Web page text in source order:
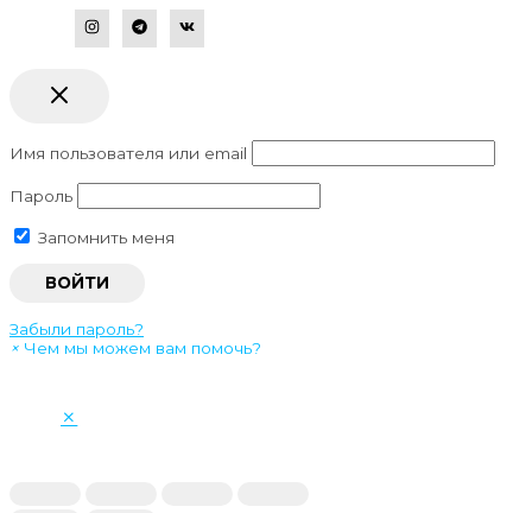
Имя пользователя или email
Пароль
Запомнить меня
Забыли пароль?
× Чем мы можем вам помочь?